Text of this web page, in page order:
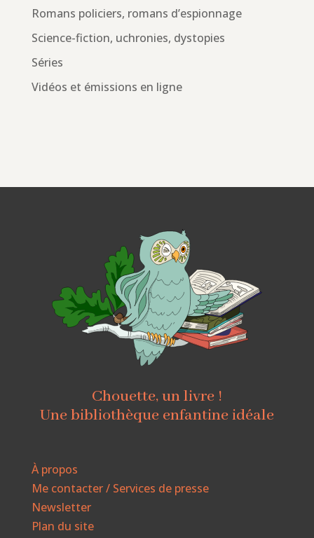
Romans policiers, romans d’espionnage
Science-fiction, uchronies, dystopies
Séries
Vidéos et émissions en ligne
Chouette, un livre !
Une bibliothèque enfantine idéale
À propos
Me contacter / Services de presse
Newsletter
Plan du site